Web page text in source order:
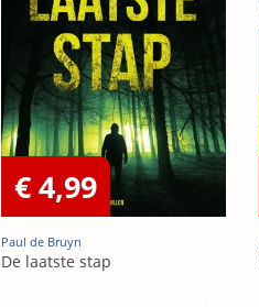
€ 4,99
Paul de Bruyn
De laatste stap